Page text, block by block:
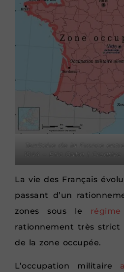
Territoire de la France
1944 – Eric Gaba | Creative
La vie des Français
passant d’un
zones sous le
rationnement très strict
de la zone occupée.
L’occupation militaire